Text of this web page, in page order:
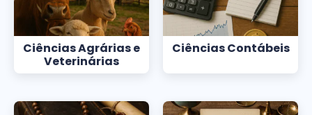
Ciências Agrárias e
Veterinárias
Ciências Contábeis